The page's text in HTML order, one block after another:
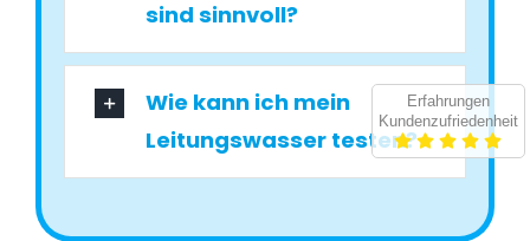
sind sinnvoll?
Wie kann ich mein
Leitungswasser testen?
Erfahrungen
Kundenzufriedenheit